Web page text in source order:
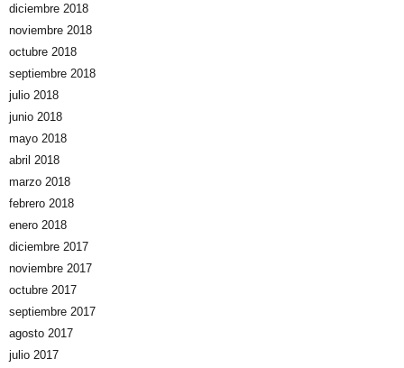
diciembre 2018
noviembre 2018
octubre 2018
septiembre 2018
julio 2018
junio 2018
mayo 2018
abril 2018
marzo 2018
febrero 2018
enero 2018
diciembre 2017
noviembre 2017
octubre 2017
septiembre 2017
agosto 2017
julio 2017